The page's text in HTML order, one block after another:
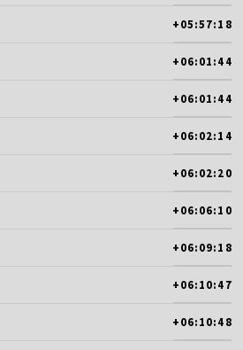
+05:57:18
+06:01:44
+06:01:44
+06:02:14
+06:02:20
+06:06:10
+06:09:18
+06:10:47
+06:10:48